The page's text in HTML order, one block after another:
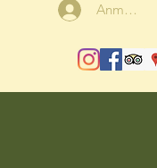
Anmelden